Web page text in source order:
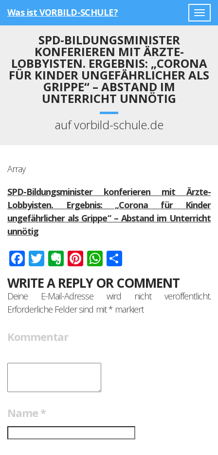
Was ist VORBILD-SCHULE?
SPD-BILDUNGSMINISTER
KONFERIEREN MIT ÄRZTE-
LOBBYISTEN. ERGEBNIS: „CORONA
FÜR KINDER UNGEFÄHRLICHER ALS
GRIPPE“ – ABSTAND IM
UNTERRICHT UNNÖTIG
auf vorbild-schule.de
Array
SPD-Bildungsminister konferieren mit Ärzte-
Lobbyisten. Ergebnis: „Corona für Kinder
ungefährlicher als Grippe“ – Abstand im Unterricht
unnötig
Facebook
Twitter
Evernote
Pinterest
WhatsApp
WRITE A REPLY OR COMMENT
Deine E-Mail-Adresse wird nicht veröffentlicht.
Erforderliche Felder sind mit*markiert
Kommentar
Name *